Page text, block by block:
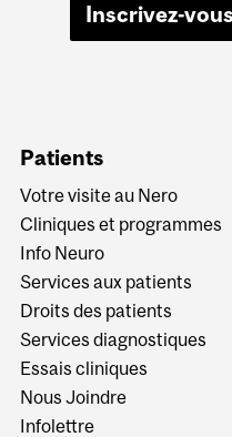
Inscrivez-
Patients
Votre visite au Nero
Cliniques et programmes
Info Neuro
Services aux patients
Droits des patients
Services diagnostiques
Essais cliniques
Nous Joindre
Infolettre